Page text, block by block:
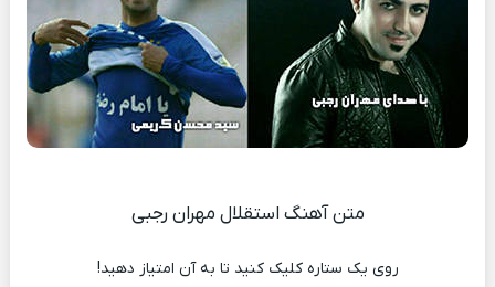
متن آهنگ استقلال مهران رجبی
روی یک ستاره کلیک کنید تا به آن امتیاز دهید!